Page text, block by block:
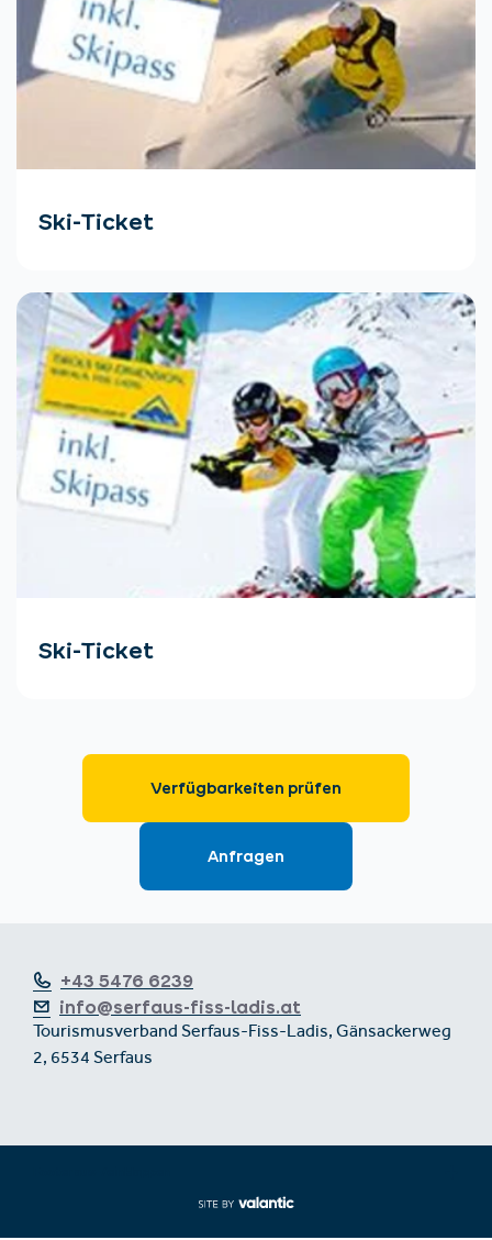
+43 5476 6239
info@serfaus-fiss-ladis.at
Tourismusverband Serfaus-Fiss-Ladis, Gänsackerweg
2, 6534 Serfaus